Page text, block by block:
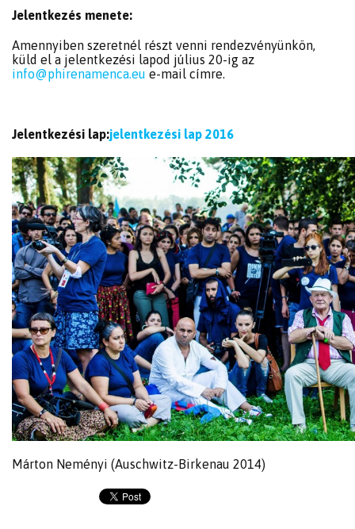
Jelentkezés menete:
Amennyiben szeretnél részt venni rendezvényünkön,
küld el a jelentkezési lapod július 20-ig az
info@phirenamenca.eu e-mail címre.
Jelentkezési lap:jelentkezési lap 2016
Márton Neményi (Auschwitz-Birkenau 2014)